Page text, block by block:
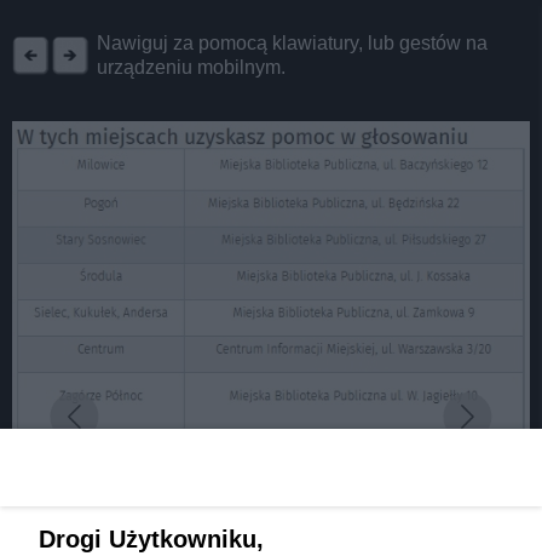
Nawiguj za pomocą klawiatury, lub gestów na
urządzeniu mobilnym.
Drogi Użytkowniku,